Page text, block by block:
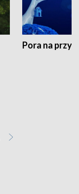
Pora na